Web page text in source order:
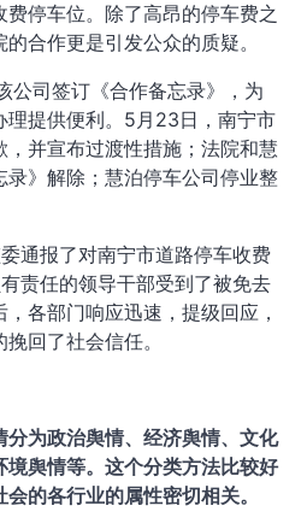
停车位。除了高昂的停车费之
合作更是引发公众的质疑。
公司签订《合作备忘录》，为
理提供便利。5月23日，南宁市
并宣布过渡性措施；法院和慧
》解除；慧泊停车公司停业整
通报了对南宁市道路停车收费
责任的领导干部受到了被免去
各部门响应迅速，提级回应，
回了社会信任。
为政治舆情、经济舆情、文化
舆情等。这个分类方法比较好
的各行业的属性密切相关。